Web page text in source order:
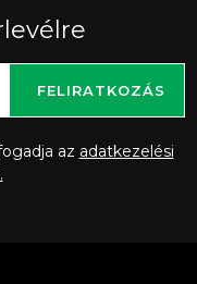
az adatkezelési
FELIRATKOZÁS